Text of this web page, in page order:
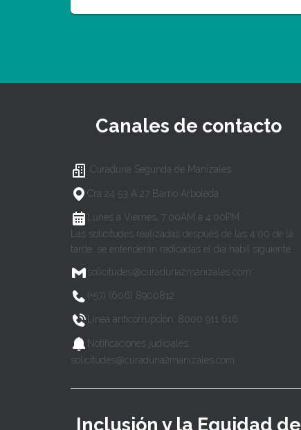
Canales de contacto
Curaduría Segunda de Manizales
Cra 24 53 A 27 Barrio Arboleda
Lunes a Viernes, 7:00AM a 4:00PM
Las solicitudes realizadas después de las 4:00 de la
tarde, se entenderán radicadas el día hábil siguiente.
solicitudes@curaduria2manizales.com
(+57) (606) 8900812
Línea anticorrupción: 8000 911 616
Notificaciones judiciales:
solicitudes@curaduria2manizales.com
Inclusión y la Equidad de